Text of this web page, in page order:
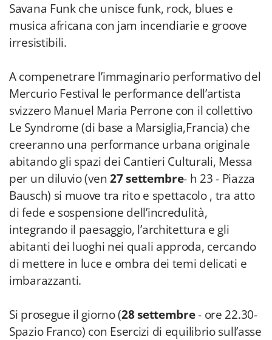
Savana Funk che unisce funk, rock, blues e
musica africana con jam incendiarie e groove
irresistibili.
A compenetrare l’immaginario performativo del
Mercurio Festival le performance dell’artista
svizzero Manuel Maria Perrone con il collettivo
Le Syndrome (di base a Marsiglia,Francia) che
creeranno una performance urbana originale
abitando gli spazi dei Cantieri Culturali, Messa
per un diluvio (ven27 settembre- h 23 - Piazza
Bausch) si muove tra rito e spettacolo , tra atto
di fede e sospensione dell’incredulità,
integrando il paesaggio, l’architettura e gli
abitanti dei luoghi nei quali approda, cercando
di mettere in luce e ombra dei temi delicati e
imbarazzanti.
Si prosegue il giorno (28 settembre- ore 22.30-
Spazio Franco) con Esercizi di equilibrio sull’asse